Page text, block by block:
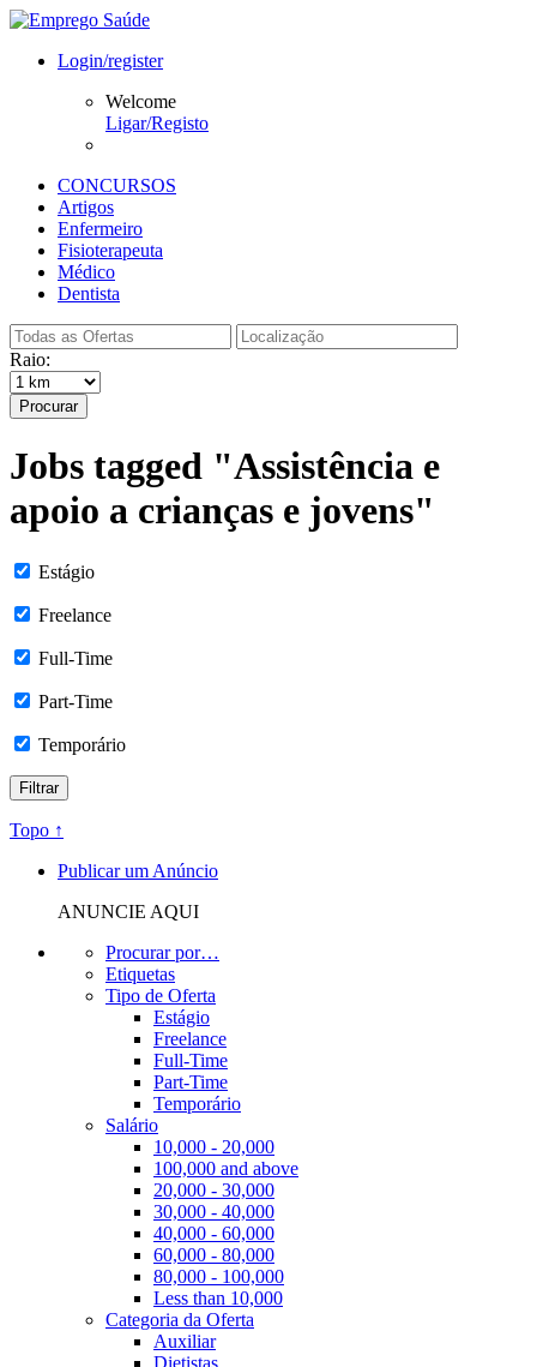
Login/register
Welcome
Ligar/Registo
CONCURSOS
Artigos
Enfermeiro
Fisioterapeuta
Médico
Dentista
Raio:
Procurar
Jobs tagged "Assistência e
apoio a crianças e jovens"
Estágio
Freelance
Full-Time
Part-Time
Temporário
Topo ↑
Publicar um Anúncio
ANUNCIE AQUI
Procurar por…
Etiquetas
Tipo de Oferta
Estágio
Freelance
Full-Time
Part-Time
Temporário
Salário
10,000 - 20,000
100,000 and above
20,000 - 30,000
30,000 - 40,000
40,000 - 60,000
60,000 - 80,000
80,000 - 100,000
Less than 10,000
Categoria da Oferta
Auxiliar
Dietistas